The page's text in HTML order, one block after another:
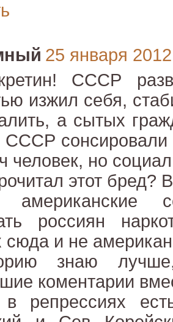
25 января
СССР
изжил себя,
а сытых
СССР
человек, но
этот
россиян
сюда и не
знаю
коментарии
репрессиях